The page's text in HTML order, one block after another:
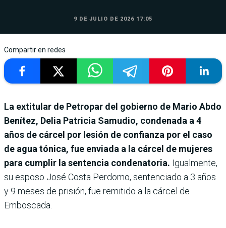
9 DE JULIO DE 2026 17:05
Compartir en redes
La extitular de Petropar del gobierno de Mario Abdo
Benítez, Delia Patricia Samudio, condenada a 4
años de cárcel por lesión de confianza por el caso
de agua tónica, fue enviada a la cárcel de mujeres
para cumplir la sentencia condenatoria. Igualmente,
su esposo José Costa Perdomo, sentenciado a 3 años
y 9 meses de prisión, fue remitido a la cárcel de
Emboscada.